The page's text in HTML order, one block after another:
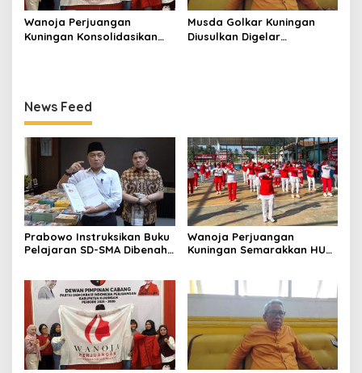
Wanoja Perjuangan
Kuningan Konsolidasikan
Musda Golkar Kuningan
Diusulkan Digelar
News Feed
Prabowo Instruksikan Buku
Pelajaran SD-SMA Dibenahi,
Wanoja Perjuangan
Kuningan Semarakkan HUT
dan Berdaya